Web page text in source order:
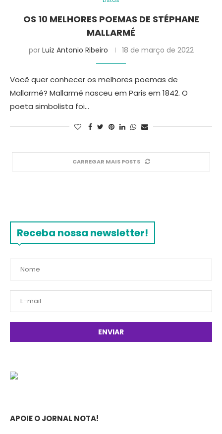
OS 10 MELHORES POEMAS DE STÉPHANE
MALLARMÉ
por Luiz Antonio Ribeiro 18 de março de 2022
Você quer conhecer os melhores poemas de
Mallarmé? Mallarmé nasceu em Paris em 1842. O
poeta simbolista foi…
CARREGAR MAIS POSTS
Receba nossa newsletter!
APOIE O JORNAL NOTA!